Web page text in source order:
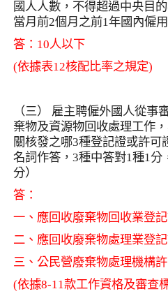
國人人數，不得超過中央目
當月前2個月之前1年國內僱
答： 10人以下
(依據表12核配比率之規定)
（三） 雇主聘僱外國人從事
棄物及資源物回收處理工作
關核發之哪3種登記證或許可
名詞作答， 3種中答對1種1分
分）
答：
一、應回收廢棄物回收業登記
二、應回收廢棄物處理業登記
三、公民營廢棄物處理機構許
(依據8-11款工作資格及審查